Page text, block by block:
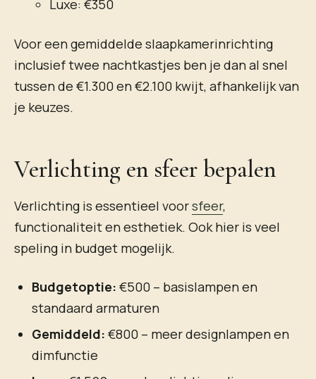
Luxe: €350
Voor een gemiddelde slaapkamerinrichting
inclusief twee nachtkastjes ben je dan al snel
tussen de €1.300 en €2.100 kwijt, afhankelijk van
je keuzes.
Verlichting en sfeer bepalen
Verlichting is essentieel voorsfeer,
functionaliteit en esthetiek. Ook hier is veel
speling in budget mogelijk.
Budgetoptie: €500 – basislampen en
standaard armaturen
Gemiddeld: €800 – meer designlampen en
dimfunctie